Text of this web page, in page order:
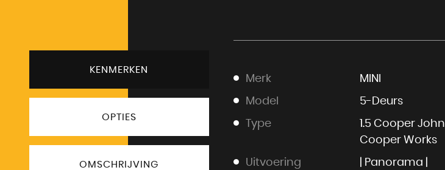
KENMERKEN
OPTIES
OMSCHRIJVING
Merk MINI
Model 5-Deurs
Type
1.5 Cooper John
Cooper Works
Uitvoering
| Panorama |